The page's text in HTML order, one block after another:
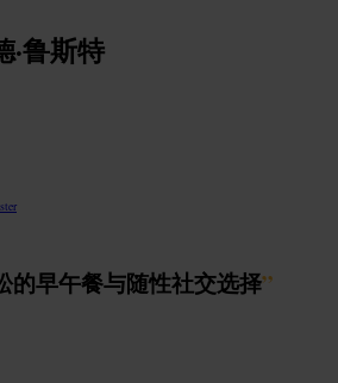
·鲁斯特
的早午餐与随性社交选择”